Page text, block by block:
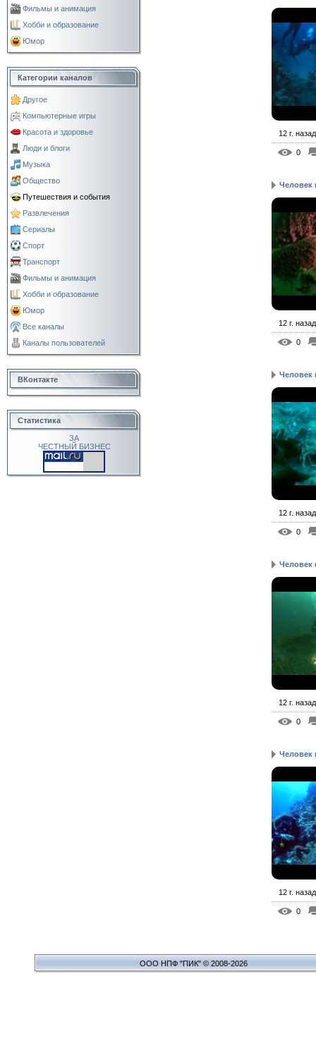
Фильмы и анимация
Хобби и образование
Юмор
Категории каналов
Другое
Компьютерные игры
Красота и здоровье
Люди и блоги
Музыка
Общество
Путешествия и события
Развлечения
Сериалы
Спорт
Транспорт
Фильмы и анимация
Хобби и образование
Юмор
Все каналы
Каналы пользователей
ВКонтакте
Статистика
ЗА
ЧЕСТНЫЙ БИЗНЕС
12 г. назад
0
Человек
12 г. назад
0
Человек
12 г. назад
0
Человек
12 г. назад
0
Человек
12 г. назад
0
ООО НПФ "ПИК" © 2008-2026